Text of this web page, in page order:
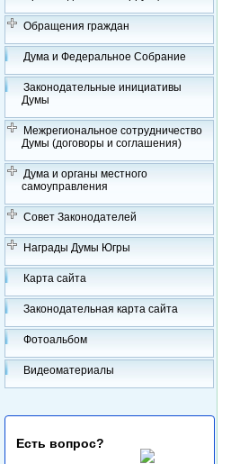
Обращения граждан
Дума и Федеральное Собрание
Законодательные инициативы
Думы
Межрегиональное сотрудничество
Думы (договоры и соглашения)
Дума и органы местного
самоуправления
Совет Законодателей
Награды Думы Югры
Карта сайта
Законодательная карта сайта
Фотоальбом
Видеоматериалы
Есть вопрос?